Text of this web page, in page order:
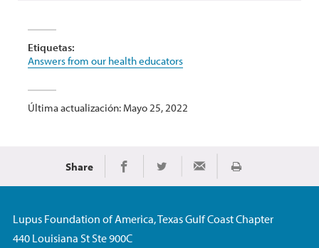
Etiquetas:
Answers from our health educators
Última actualización: Mayo 25, 2022
Share Share on Facebook
Share on TwitterShare via EmailImprimir
Lupus Foundation of America, Texas Gulf Coast Chapter
440 Louisiana St Ste 900C